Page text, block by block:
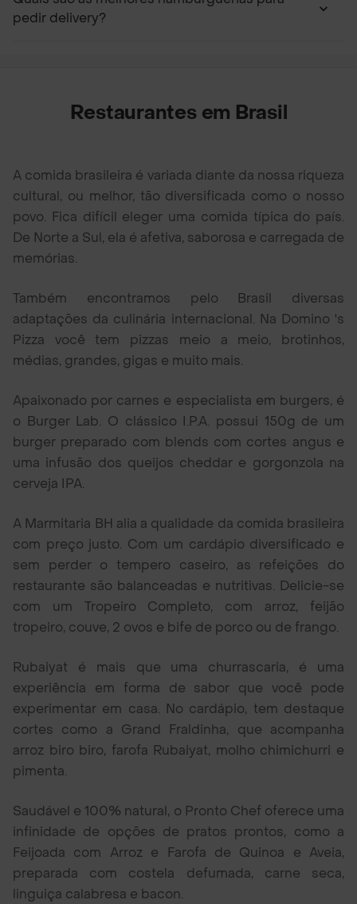
pedir delivery?
Restaurantes em Brasil
A comida brasileira é variada diante da nossa riqueza
cultural, ou melhor, tão diversificada como o nosso
povo. Fica difícil eleger uma comida típica do país.
De Norte a Sul, ela é afetiva, saborosa e carregada de
memórias.
Também encontramos pelo Brasil diversas
adaptações da culinária internacional. Na Domino 's
Pizza você tem pizzas meio a meio, brotinhos,
médias, grandes, gigas e muito mais.
Apaixonado por carnes e especialista em burgers, é
o Burger Lab. O clássico I.P.A. possui 150g de um
burger preparado com blends com cortes angus e
uma infusão dos queijos cheddar e gorgonzola na
cerveja IPA.
A Marmitaria BH alia a qualidade da comida brasileira
com preço justo. Com um cardápio diversificado e
sem perder o tempero caseiro, as refeições do
restaurante são balanceadas e nutritivas. Delicie-se
com um Tropeiro Completo, com arroz, feijão
tropeiro, couve, 2 ovos e bife de porco ou de frango.
Rubaiyat é mais que uma churrascaria, é uma
experiência em forma de sabor que você pode
experimentar em casa. No cardápio, tem destaque
cortes como a Grand Fraldinha, que acompanha
arroz biro biro, farofa Rubaiyat, molho chimichurri e
pimenta.
Saudável e 100% natural, o Pronto Chef oferece uma
infinidade de opções de pratos prontos, como a
Feijoada com Arroz e Farofa de Quinoa e Aveia,
preparada com costela defumada, carne seca,
linguiça calabresa e bacon.